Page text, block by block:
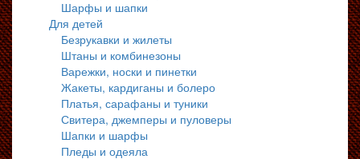
Шарфы и шапки
Для детей
Безрукавки и жилеты
Штаны и комбинезоны
Варежки, носки и пинетки
Жакеты, кардиганы и болеро
Платья, сарафаны и туники
Свитера, джемперы и пуловеры
Шапки и шарфы
Пледы и одеяла